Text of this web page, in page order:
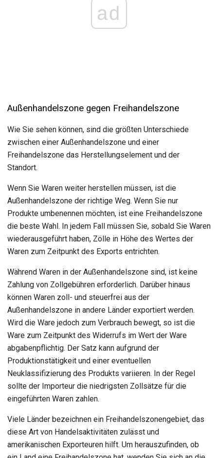
ad
Außenhandelszone gegen Freihandelszone
Wie Sie sehen können, sind die größten Unterschiede
zwischen einer Außenhandelszone und einer
Freihandelszone das Herstellungselement und der
Standort.
Wenn Sie Waren weiter herstellen müssen, ist die
Außenhandelszone der richtige Weg. Wenn Sie nur
Produkte umbenennen möchten, ist eine Freihandelszone
die beste Wahl. In jedem Fall müssen Sie, sobald Sie Waren
wiederausgeführt haben, Zölle in Höhe des Wertes der
Waren zum Zeitpunkt des Exports entrichten.
Während Waren in der Außenhandelszone sind, ist keine
Zahlung von Zollgebühren erforderlich. Darüber hinaus
können Waren zoll- und steuerfrei aus der
Außenhandelszone in andere Länder exportiert werden.
Wird die Ware jedoch zum Verbrauch bewegt, so ist die
Ware zum Zeitpunkt des Widerrufs im Wert der Ware
abgabenpflichtig. Der Satz kann aufgrund der
Produktionstätigkeit und einer eventuellen
Neuklassifizierung des Produkts variieren. In der Regel
sollte der Importeur die niedrigsten Zollsätze für die
eingeführten Waren zahlen.
Viele Länder bezeichnen ein Freihandelszonengebiet, das
diese Art von Handelsaktivitäten zulässt und
amerikanischen Exporteuren hilft. Um herauszufinden, ob